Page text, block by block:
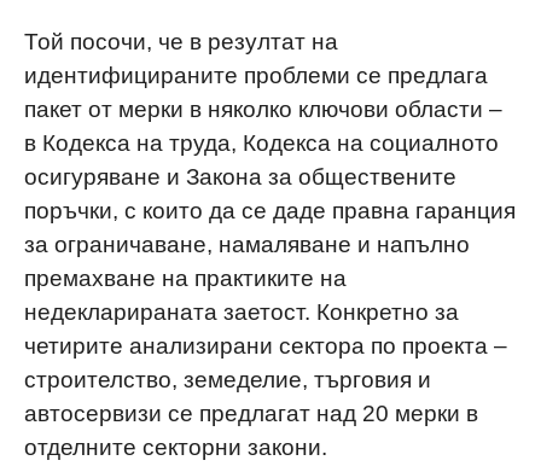
Той посочи, че в резултат на
идентифицираните проблеми се предлага
пакет от мерки в няколко ключови области –
в Кодекса на труда, Кодекса на социалното
осигуряване и Закона за обществените
поръчки, с които да се даде правна гаранция
за ограничаване, намаляване и напълно
премахване на практиките на
недекларираната заетост. Конкретно за
четирите анализирани сектора по проекта –
строителство, земеделие, търговия и
автосервизи се предлагат над 20 мерки в
отделните секторни закони.